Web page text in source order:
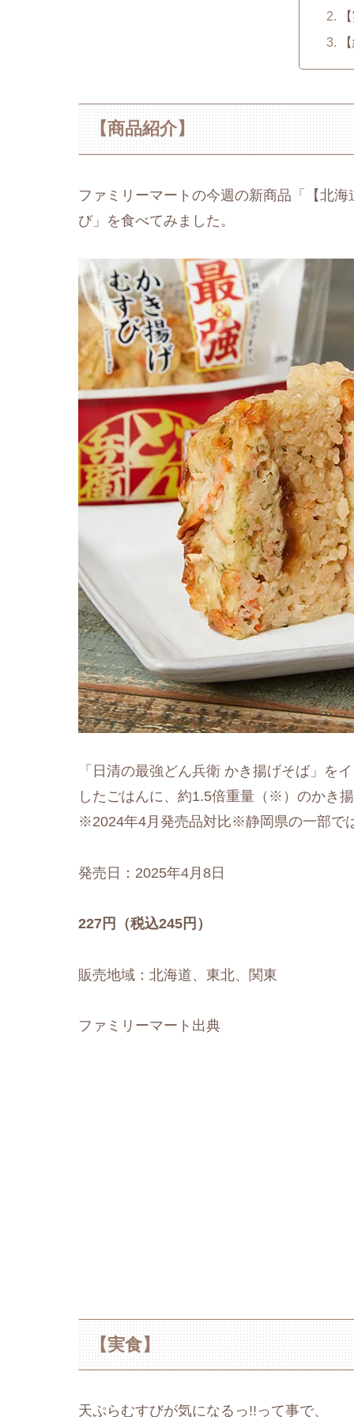
【商品紹介】
ファミリーマートの今週の新商品「【北
び」を食べてみました。
「日清の最強どん兵衛 かき揚げそば」を
したごはんに、約1.5倍重量（※）のかき
※2024年4月発売品対比※静岡県の一部で
発売日：2025年4月8日
227円（税込245円）
販売地域：北海道、東北、関東
ファミリーマート出典
【実食】
天ぷらむすびが気になるっ!!って事で、